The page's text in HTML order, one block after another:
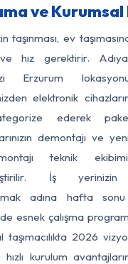
ve
taşınması, ev
hız gerektirir.
Erzurum
elektronik
ederek
demontajı ve
teknik
İş yerinizin
adına hafta
esnek çalışma
taşımacılıkta 2026
kurulum